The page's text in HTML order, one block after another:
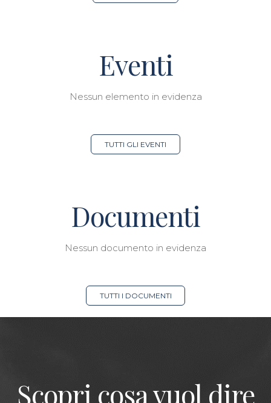
Eventi
Nessun elemento in evidenza
TUTTI GLI EVENTI
Documenti
Nessun documento in evidenza
TUTTI I DOCUMENTI
Scopri cosa vuol dire